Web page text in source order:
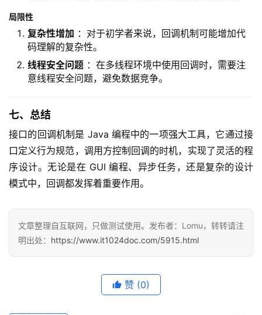
局限性
复杂性增加 ：对于初学者来说，回调机制可能增加代
码理解的复杂性。
线程安全问题 ：在多线程环境中使用回调时，需要注
意线程安全问题，避免数据竞争。
七、总结
接口的回调机制是 Java 编程中的一项强大工具，它通过接
口定义行为规范，调用方控制回调的时机，实现了灵活的程
序设计。无论是在 GUI 编程、异步任务，还是复杂的设计
模式中，回调都发挥着重要作用。
文章整理自互联网，只做测试使用。发布者：Lomu，转转请注
明出处： https://www.it1024doc.com/5915.html
赞 (0)